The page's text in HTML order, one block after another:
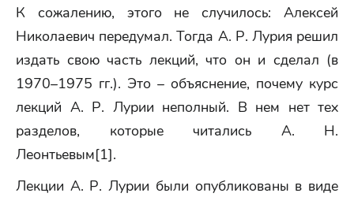
К сожалению, этого не случилось: Алексей
Николаевич передумал. Тогда А. Р. Лурия решил
издать свою часть лекций, что он и сделал (в
1970–1975 гг.). Это – объяснение, почему курс
лекций А. Р. Лурии неполный. В нем нет тех
разделов, которые читались А. Н.
Леонтьевым[1].
Лекции А. Р. Лурии были опубликованы в виде